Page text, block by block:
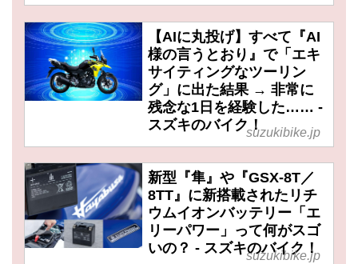
【AIに丸投げ】すべて『AI
様の言うとおり』で「エキ
サイティングなツーリン
グ」に出た結果 → 非常に
残念な1日を経験した…… -
スズキのバイク！suzukibike.jp
新型『隼』や『GSX-8T／
8TT』に新搭載されたリチ
ウムイオンバッテリー「エ
リーパワー」って何がスゴ
いの？ - スズキのバイク！
suzukibike.jp